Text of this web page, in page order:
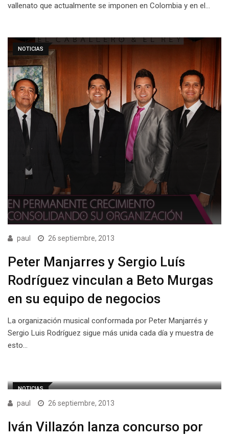
vallenato que actualmente se imponen en Colombia y en el…
NOTICIAS
paul 26 septiembre, 2013
Peter Manjarres y Sergio Luís
Rodríguez vinculan a Beto Murgas
en su equipo de negocios
La organización musical conformada por Peter Manjarrés y
Sergio Luis Rodríguez sigue más unida cada día y muestra de
esto…
NOTICIAS
paul 26 septiembre, 2013
Iván Villazón lanza concurso por